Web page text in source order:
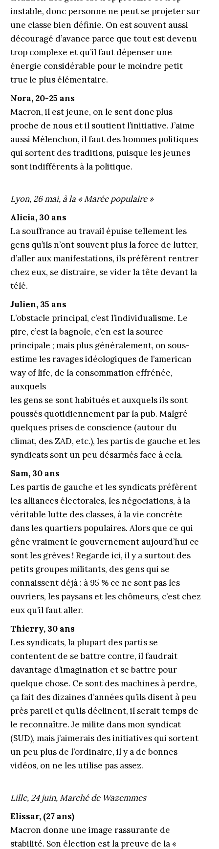
instable, donc personne ne peut se projeter sur
une classe bien définie. On est souvent aussi
découragé d’avance parce que tout est devenu
trop complexe et qu’il faut dépenser une
énergie considérable pour le moindre petit
truc le plus élémentaire.
Nora, 20-25 ans
Macron, il est jeune, on le sent donc plus
proche de nous et il soutient l’initiative. J’aime
aussi Mélenchon, il faut des hommes politiques
qui sortent des traditions, puisque les jeunes
sont indifférents à la politique.
Lyon, 26 mai, à la « Marée populaire »
Alicia, 30 ans
La souffrance au travail épuise tellement les
gens qu’ils n’ont souvent plus la force de lutter,
d’aller aux manifestations, ils préfèrent rentrer
chez eux, se distraire, se vider la tête devant la
télé.
Julien, 35 ans
L’obstacle principal, c’est l’individualisme. Le
pire, c’est la bagnole, c’en est la source
principale ; mais plus généralement, on sous-
estime les ravages idéologiques de l’american
way of life, de la consommation effrénée,
auxquels
les gens se sont habitués et auxquels ils sont
poussés quotidiennement par la pub. Malgré
quelques prises de conscience (autour du
climat, des ZAD, etc.), les partis de gauche et les
syndicats sont un peu désarmés face à cela.
Sam, 30 ans
Les partis de gauche et les syndicats préfèrent
les alliances électorales, les négociations, à la
véritable lutte des classes, à la vie concrète
dans les quartiers populaires. Alors que ce qui
gêne vraiment le gouvernement aujourd’hui ce
sont les grèves ! Regarde ici, il y a surtout des
petits groupes militants, des gens qui se
connaissent déjà : à 95 % ce ne sont pas les
ouvriers, les paysans et les chômeurs, c’est chez
eux qu’il faut aller.
Thierry, 30 ans
Les syndicats, la plupart des partis se
contentent de se battre contre, il faudrait
davantage d’imagination et se battre pour
quelque chose. Ce sont des machines à perdre,
ça fait des dizaines d’années qu’ils disent à peu
près pareil et qu’ils déclinent, il serait temps de
le reconnaître. Je milite dans mon syndicat
(SUD), mais j’aimerais des initiatives qui sortent
un peu plus de l’ordinaire, il y a de bonnes
vidéos, on ne les utilise pas assez.
Lille, 24 juin, Marché de Wazemmes
Elissar, (27 ans)
Macron donne une image rassurante de
stabilité. Son élection est la preuve de la «